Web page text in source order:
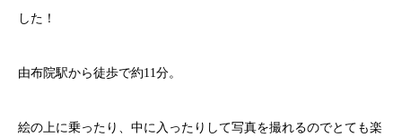
した！
由布院駅から徒歩で約11分。
絵の上に乗ったり、中に入ったりして写真を撮れるのでとても楽